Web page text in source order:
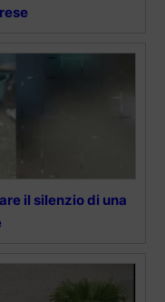
il silenzio di una